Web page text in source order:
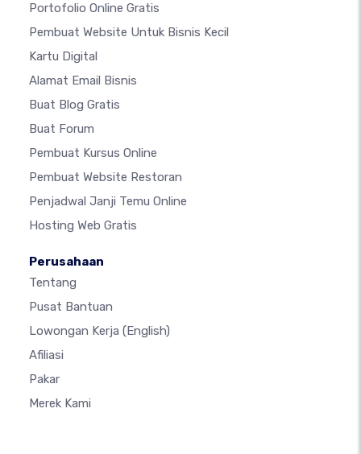
Portofolio Online Gratis
Pembuat Website Untuk Bisnis Kecil
Kartu Digital
Alamat Email Bisnis
Buat Blog Gratis
Buat Forum
Pembuat Kursus Online
Pembuat Website Restoran
Penjadwal Janji Temu Online
Hosting Web Gratis
Perusahaan
Tentang
Pusat Bantuan
Lowongan Kerja (English)
Afiliasi
Pakar
Merek Kami